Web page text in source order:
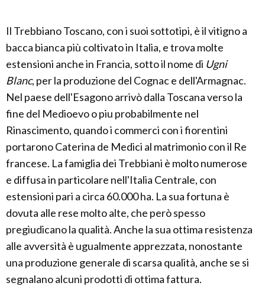
Il Trebbiano Toscano, con i suoi sottotipi, è il vitigno a
bacca bianca più coltivato in Italia, e trova molte
estensioni anche in Francia, sotto il nome di Ugni
Blanc, per la produzione del Cognac e dell'Armagnac.
Nel paese dell'Esagono arrivò dalla Toscana verso la
fine del Medioevo o piu probabilmente nel
Rinascimento, quando i commerci con i fiorentini
portarono Caterina de Medici al matrimonio con il Re
francese. La famiglia dei Trebbiani è molto numerose
e diffusa in particolare nell'Italia Centrale, con
estensioni pari a circa 60.000 ha. La sua fortuna è
dovuta alle rese molto alte, che però spesso
pregiudicano la qualità. Anche la sua ottima resistenza
alle avversità è ugualmente apprezzata, nonostante
una produzione generale di scarsa qualità, anche se si
segnalano alcuni prodotti di ottima fattura.